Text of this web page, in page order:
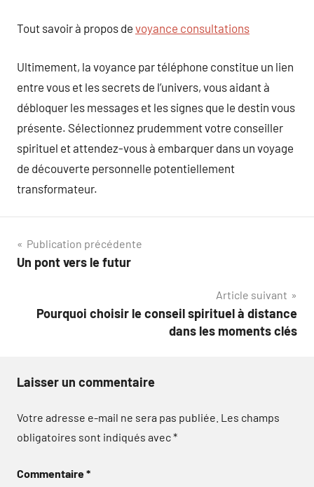
Tout savoir à propos de voyance consultations
Ultimement, la voyance par téléphone constitue un lien
entre vous et les secrets de l’univers, vous aidant à
débloquer les messages et les signes que le destin vous
présente. Sélectionnez prudemment votre conseiller
spirituel et attendez-vous à embarquer dans un voyage
de découverte personnelle potentiellement
transformateur.
Navigation
de
Publication précédente
Un pont vers le futur
Article suivant
Pourquoi choisir le conseil spirituel à distance
dans les moments clés
Laisser un commentaire
Votre adresse e-mail ne sera pas publiée. Les champs
obligatoires sont indiqués avec*
Commentaire*